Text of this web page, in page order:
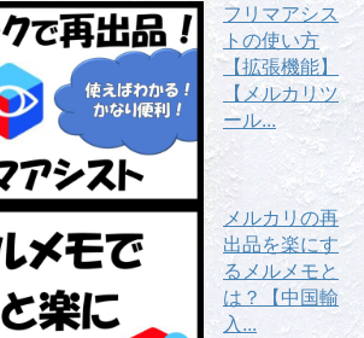
フリマアシス
トの使い方
【拡張機能】
【メルカリツ
ール...
メルカリの再
出品を楽にす
るメルメモと
は？【中国輸
入...